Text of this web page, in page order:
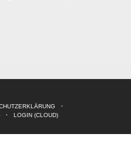
LOGIN (CLOUD)